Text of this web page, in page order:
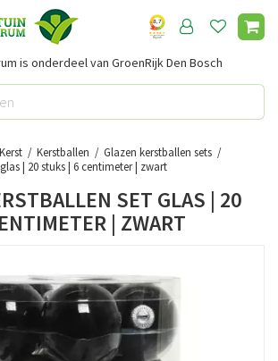
Kerst Kerstballen
Glazen kerstballen sets
| 20 stuks | 6 centimeter | zwart
is onderdeel van GroenRijk Den Bosch
SET GLAS | 20
| ZWART